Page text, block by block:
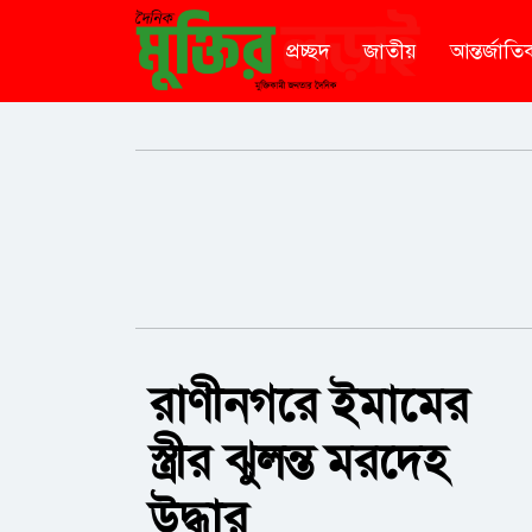
প্রচ্ছদ জাতীয়
রাণীনগরে ইমামের
স্ত্রীর ঝুলন্ত মরদেহ
উদ্ধার